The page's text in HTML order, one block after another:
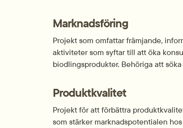
Marknadsföring
Projekt som omfattar främjande,
aktiviteter som syftar till att öka
biodlingsprodukter. Behöriga att
Produktkvalitet
Projekt för att förbättra
som stärker marknadspotentialen